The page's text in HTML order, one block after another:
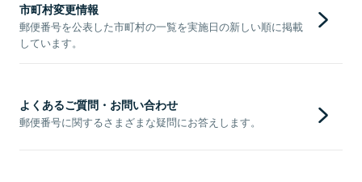
市町村変更情報
郵便番号を公表した市町村の一覧を実施日の新しい順に掲載
しています。
よくあるご質問・お問い合わせ
郵便番号に関するさまざまな疑問にお答えします。